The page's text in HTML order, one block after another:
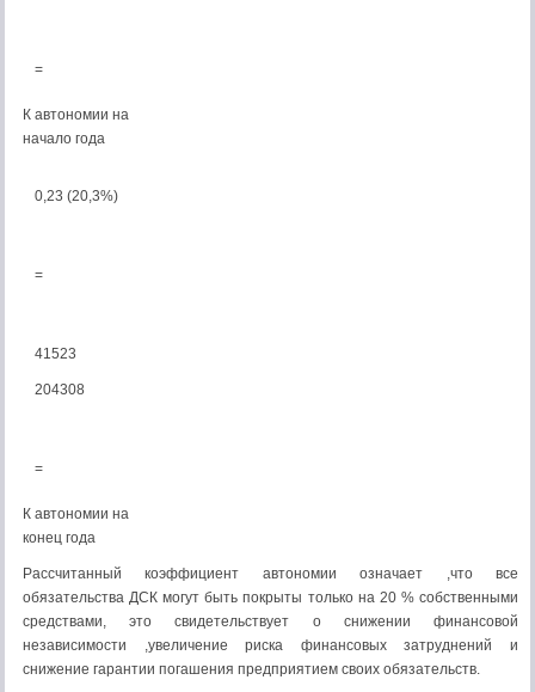
=
К автономии на
начало года
0,23 (20,3%)
=
41523
204308
=
К автономии на
конец года
Рассчитанный коэффициент автономии означает ,что все
обязательства ДСК могут быть покрыты только на 20 % собственными
средствами, это свидетельствует о снижении финансовой
независимости ,увеличение риска финансовых затруднений и
снижение гарантии погашения предприятием своих обязательств.